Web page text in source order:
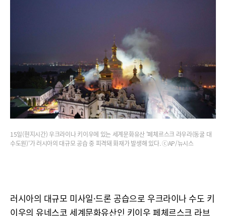
15일(현지시간) 우크라이나 키이우에 있는 세계문화유산 '페체르스크 라우라(동굴 대
수도원)'가 러시아의 대규모 공습 중 피격돼 화재가 발생해 있다. ⓒAP/뉴시스
러시아의 대규모 미사일·드론 공습으로 우크라이나 수도 키
이우의 유네스코 세계문화유산인 키이우 페체르스크 라브